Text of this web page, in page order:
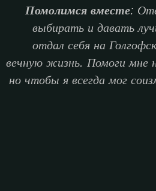
Помолимся вместе:
выбирать и давать
отдал себя на
вечную жизнь. Помоги мне
но чтобы я всегда мог